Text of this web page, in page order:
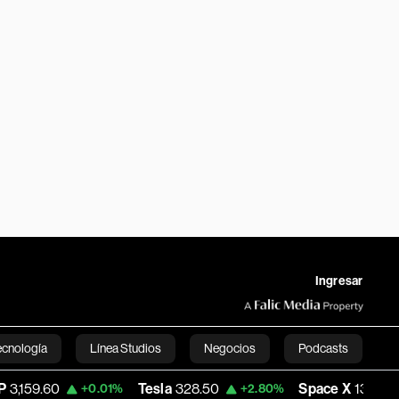
Ingresar
Línea Studios Negocios Podcasts
English
+0.01% Tesla 328.50 +2.80% Space X 133.24